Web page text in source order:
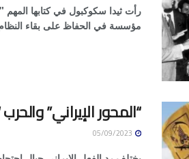
رأت ثيدا سكوكبول في كتابها المهم
مؤسسة في الحفاظ على بقاء
“المحور الإيراني”